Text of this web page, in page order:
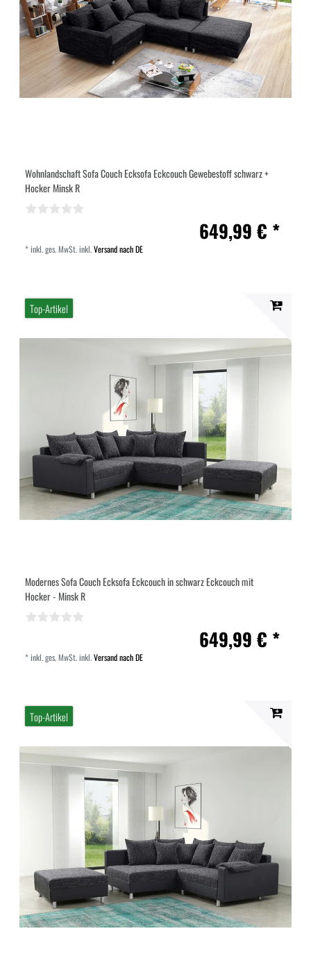
Wohnlandschaft Sofa Couch Ecksofa Eckcouch Gewebestoff schwarz +
Hocker Minsk R
649,99 € *
*inkl. ges. MwSt.inkl.Versand nach DE
Top-Artikel
Modernes Sofa Couch Ecksofa Eckcouch in schwarz Eckcouch mit
Hocker - Minsk R
649,99 € *
*inkl. ges. MwSt.inkl.Versand nach DE
Top-Artikel